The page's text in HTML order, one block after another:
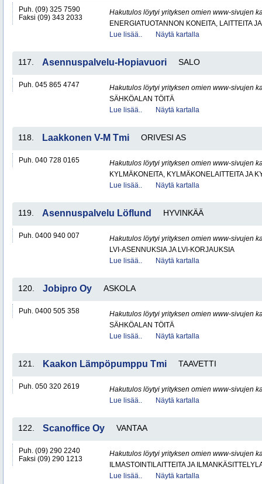
Puh. (09) 325 7590
Faksi (09) 343 2033
Hakutulos löytyi yrityksen omien www-sivujen
ENERGIATUOTANNON KONEITA, LAITTEITA
Lue lisää..
Näytä kartalla
117. Asennuspalvelu-Hopiavuori SALO
Puh. 045 865 4747
Hakutulos löytyi yrityksen omien www-sivujen
SÄHKÖALAN TÖITÄ
Lue lisää..
Näytä kartalla
118. Laakkonen V-M Tmi ORIVESI AS
Puh. 040 728 0165
Hakutulos löytyi yrityksen omien www-sivujen
KYLMÄKONEITA, KYLMÄKONELAITTEITA JA
Lue lisää..
Näytä kartalla
119. Asennuspalvelu Löflund HYVINKÄÄ
Puh. 0400 940 007
Hakutulos löytyi yrityksen omien www-sivujen
LVI-ASENNUKSIA JA LVI-KORJAUKSIA
Lue lisää..
Näytä kartalla
120. Jobipro Oy ASKOLA
Puh. 0400 505 358
Hakutulos löytyi yrityksen omien www-sivujen
SÄHKÖALAN TÖITÄ
Lue lisää..
Näytä kartalla
121. Kaakon Lämpöpumppu Tmi TAAVETTI
Puh. 050 320 2619
Hakutulos löytyi yrityksen omien www-sivujen
Lue lisää..
Näytä kartalla
122. Scanoffice Oy VANTAA
Puh. (09) 290 2240
Faksi (09) 290 1213
Hakutulos löytyi yrityksen omien www-sivujen
ILMASTOINTILAITTEITA JA
Lue lisää..
Näytä kartalla